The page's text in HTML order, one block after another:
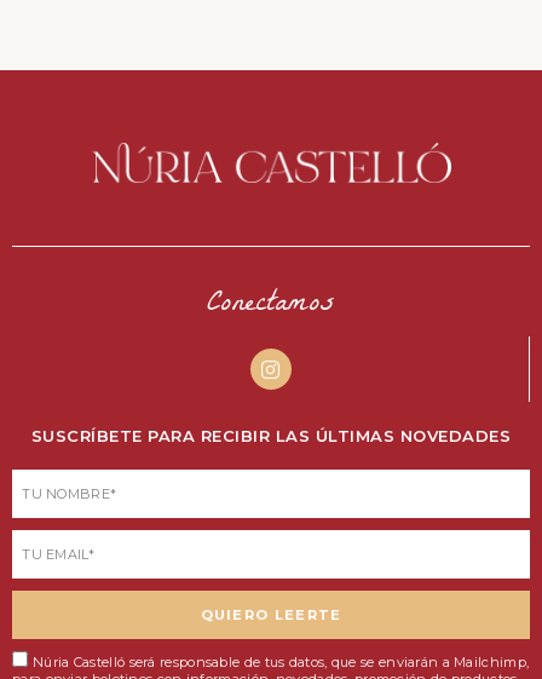
Conectamos
I
n
a
m
SUSCRÍBETE PARA RECIBIR LAS ÚLTIMAS NOVEDADES
Núria Castelló será responsable de tus datos, que se enviarán a Mailchimp,
QUIERO LEERTE